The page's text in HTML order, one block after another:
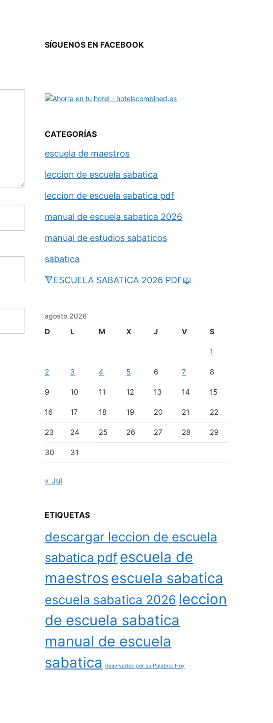
SÍGUENOS EN FACEBOOK
CATEGORÍAS
escuela de maestros
leccion de escuela sabatica
leccion de escuela sabatica pdf
manual de escuela sabatica 2026
manual de estudios sabaticos
sabatica
🔻ESCUELA SABATICA 2026 PDF📖
agosto 2026
D L M X J V S
1
2 3 4 5 6 7 8
9 10 11 12 13 14 15
16 17 18 19 20 21 22
23 24 25 26 27 28 29
30 31
« Jul
ETIQUETAS
descargar leccion de escuela
sabatica pdfescuela de
maestros escuela sabatica
escuela sabatica 2026 leccion
de escuela sabatica
manual de escuela
sabatica
Reavivados por su Palabra: Hoy